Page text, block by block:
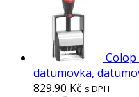
Colop
datumovka,
829.90 Kč s DPH